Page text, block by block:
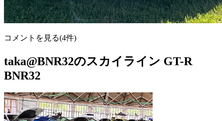
コメントを見る(4件)
taka@BNR32のスカイライン GT-R
BNR32